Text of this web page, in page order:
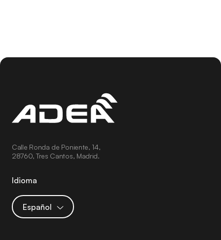
Calle Ronda de Poniente, 14,
28760, Tres Cantos, Madrid.
Idioma
Español